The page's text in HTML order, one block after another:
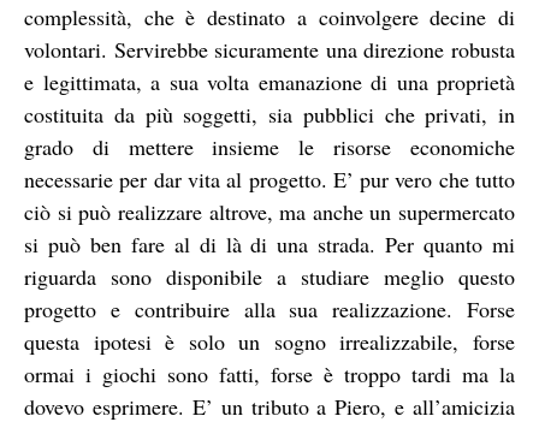
complessità, che è destinato a coinvolgere decine di
volontari. Servirebbe sicuramente una direzione robusta
e legittimata, a sua volta emanazione di una proprietà
costituita da più soggetti, sia pubblici che privati, in
grado di mettere insieme le risorse economiche
necessarie per dar vita al progetto. E’ pur vero che tutto
ciò si può realizzare altrove, ma anche un supermercato
si può ben fare al di là di una strada. Per quanto mi
riguarda sono disponibile a studiare meglio questo
progetto e contribuire alla sua realizzazione. Forse
questa ipotesi è solo un sogno irrealizzabile, forse
ormai i giochi sono fatti, forse è troppo tardi ma la
dovevo esprimere. E’ un tributo a Piero, e all’amicizia